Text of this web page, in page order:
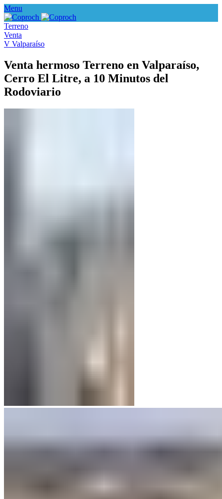
Menu
Terreno
Venta
V Valparaíso
Venta hermoso Terreno en Valparaíso,
Cerro El Litre, a 10 Minutos del
Rodoviario